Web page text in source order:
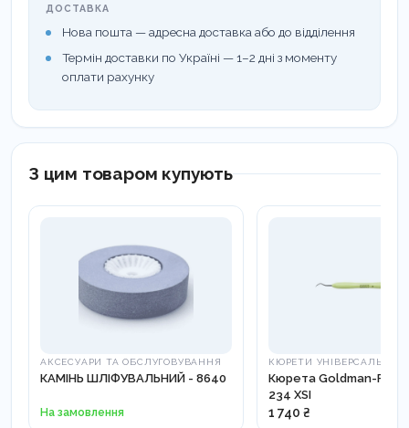
ДОСТАВКА
Нова пошта — адресна доставка або до відділення
Термін доставки по Україні — 1–2 дні з моменту
оплати рахунку
З цим товаром купують
АКСЕСУАРИ ТА ОБСЛУГОВУВАННЯ
КАМІНЬ ШЛІФУВАЛЬНИЙ - 8640
На замовлення
КЮРЕТИ УНІВЕРСАЛЬНІ
Кюрета Goldman-Fox 3
234 XSI
1 740 ₴